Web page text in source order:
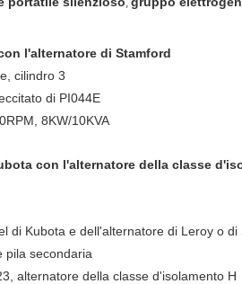
,
l'alternatore di Stamford
cilindro 3
di PI044E
8KW/10KVA
con l'alternatore della classe
di Kubota e dell'alternatore di Leroy o di
pila secondaria
alternatore della classe d'isolamento H